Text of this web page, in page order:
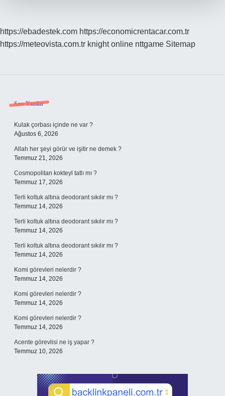
https://ebadestek.com https://economicrentacar.com.tr
https://meteovista.com.tr knight online nttgame Sitemap
Sidebar
Son Yazılar
Kulak çorbası içinde ne var ?
Ağustos 6, 2026
Allah her şeyi görür ve işitir ne demek ?
Temmuz 21, 2026
Cosmopolitan kokteyl tatlı mı ?
Temmuz 17, 2026
Terli koltuk altına deodorant sıkılır mı ?
Temmuz 14, 2026
Terli koltuk altına deodorant sıkılır mı ?
Temmuz 14, 2026
Terli koltuk altına deodorant sıkılır mı ?
Temmuz 14, 2026
Komi görevleri nelerdir ?
Temmuz 14, 2026
Komi görevleri nelerdir ?
Temmuz 14, 2026
Komi görevleri nelerdir ?
Temmuz 14, 2026
Acente görevlisi ne iş yapar ?
Temmuz 10, 2026